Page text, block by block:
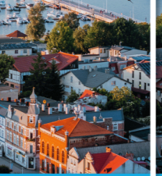
Teatralne lato -
Zdrowo i